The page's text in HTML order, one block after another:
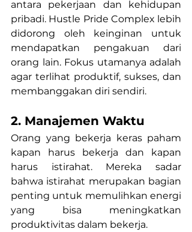
antara pekerjaan dan kehidupan
pribadi. Hustle Pride Complex lebih
didorong oleh keinginan untuk
mendapatkan pengakuan dari
orang lain. Fokus utamanya adalah
agar terlihat produktif, sukses, dan
membanggakan diri sendiri.
2. Manajemen Waktu
Orang yang bekerja keras paham
kapan harus bekerja dan kapan
harus istirahat. Mereka sadar
bahwa istirahat merupakan bagian
penting untuk memulihkan energi
yang bisa meningkatkan
produktivitas dalam bekerja.